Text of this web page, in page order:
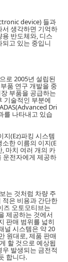
device) 들과
서 생각하면 기억하
반도체와, 디스
고 있는 중입니
로 2005년 설립된
품 연구 개발을 중
부품을 공급하는
기술적인 부분에
Dri
를 나타내고 있습
지(Ez)파킹 시스템
한 이름의 이지(E
마치 여러 개의 카
운전자에게 제공하
는 것처럼 차량 주
적은 비용과 간단한
즈 오토모티브는
제공하는 것에서
판매 범위를 넓히
널 시스템은 약 20
원대로, 제품 판매
할 것으로 예상됩
발생되는 금전적
합니다.